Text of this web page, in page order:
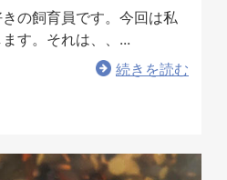
の飼育員です。今回は私
す。それは、、...
続きを読む